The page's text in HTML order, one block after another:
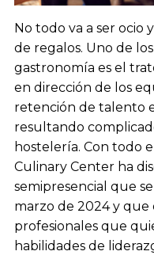
No todo va a ser ocio
de regalos. Uno de
gastronomía es el
en dirección de los
retención de talento
resultando
hostelería. Con todo
Culinary Center ha
semipresencial que
marzo de 2024 y que
profesionales que
habilidades de